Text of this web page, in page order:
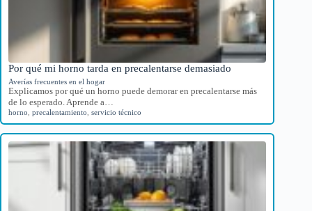
Por qué mi horno tarda en precalentarse demasiado
Averías frecuentes en el hogar
Explicamos por qué un horno puede demorar en precalentarse más
de lo esperado. Aprende a…
horno precalentamiento servicio técnico